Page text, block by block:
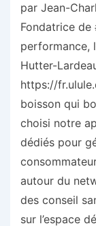
par Jean-
Fondatrice de
performance,
Hutter-
https://
boisson qui
choisi notre
dédiés pour
autour du
des conseil
sur l’espace